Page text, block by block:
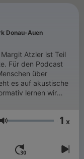
Donau-Auen
Atzler ist Teil
Für den Podcast
über
es auf akustische
lernen wir
persönliche
Reisen ist ein
Volume 1 x